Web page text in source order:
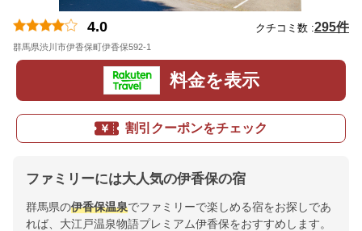
4.0 クチコミ数 :295件
群馬県渋川市伊香保町伊香保592-1
料金を表示
割引クーポンをチェック
ファミリーには大人気の伊香保の宿
群馬県の伊香保温泉でファミリーで楽しめる宿をお探しであ
れば、大江戸温泉物語プレミアム伊香保をおすすめします。